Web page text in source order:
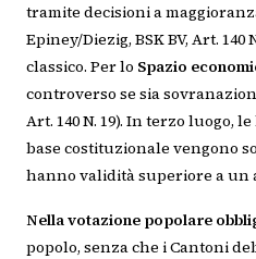
tramite decisioni a
Epiney/Diezig, BSK BV, Art. 140
classico. Per lo Spazio
controverso se sia
Art. 140 N. 19). In terzo luogo,
base costituzionale vengono
hanno validità superiore a un
Nella votazione popolare
popolo, senza che i Cantoni